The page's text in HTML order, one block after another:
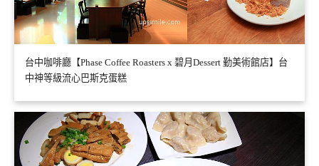
台中咖啡廳【Phase Coffee Roasters x 碧月Dessert 勤美術館店】台
中神等級流心巴斯克蛋糕